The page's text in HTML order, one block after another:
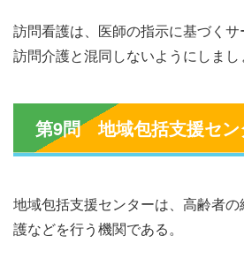
訪問看護は、医師の指示に基づくサ
訪問介護と混同しないようにしまし
第9問 地域包括支援セン
地域包括支援センターは、高齢者
護などを行う機関である。